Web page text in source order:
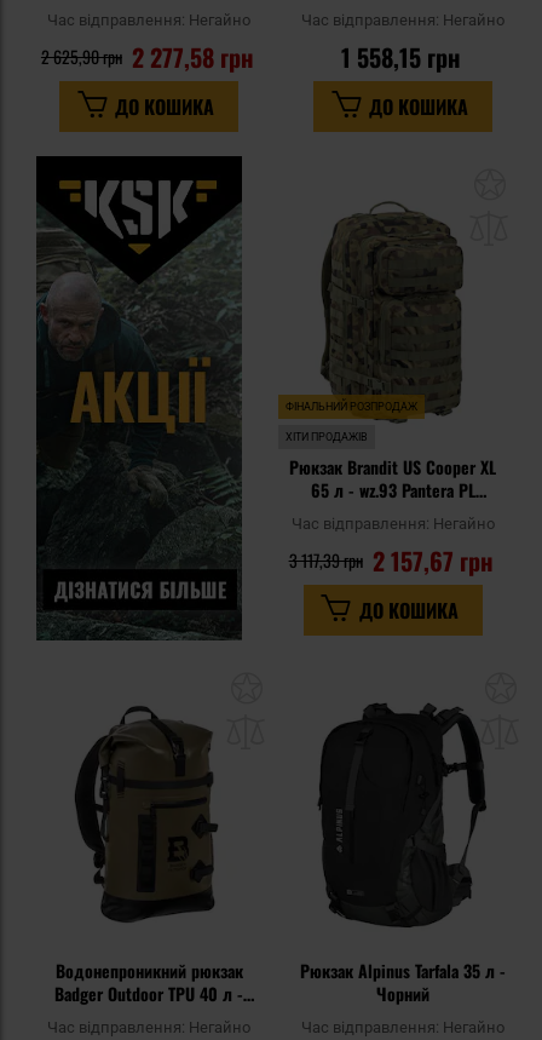
Час відправлення: Негайно
2 277,58 грн
2 625,90 грн
ДО КОШИКА
Час відправлення: Негайно
1 558,15 грн
ДО КОШИКА
ФІНАЛЬНИЙ РОЗПРОДАЖ
ХІТИ ПРОДАЖІВ
Рюкзак Brandit US Cooper XL
65 л - wz.93 Pantera PL
Час відправлення: Негайно
2 157,67 грн
3 117,39 грн
ДО КОШИКА
списку
уподобань
Водонепроникний рюкзак
Badger Outdoor TPU 40 л -
Military Green
Час відправлення: Негайно
Рюкзак Alpinus Tarfala 35 л -
Чорний
Час відправлення: Негайно